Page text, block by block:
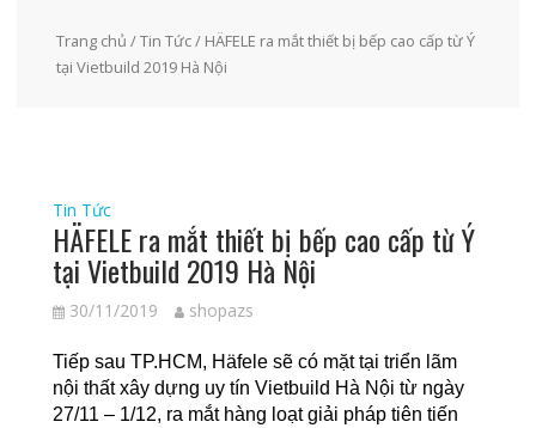
Trang chủ /Tin Tức/ HÄFELE ra mắt thiết bị bếp cao cấp từ Ý
tại Vietbuild 2019 Hà Nội
Tin Tức
HÄFELE ra mắt thiết bị bếp cao cấp từ Ý
tại Vietbuild 2019 Hà Nội
30/11/2019 shopazs
Tiếp sau TP.HCM, Häfele sẽ có mặt tại triển lãm
nội thất xây dựng uy tín Vietbuild Hà Nội từ ngày
27/11 – 1/12, ra mắt hàng loạt giải pháp tiên tiến